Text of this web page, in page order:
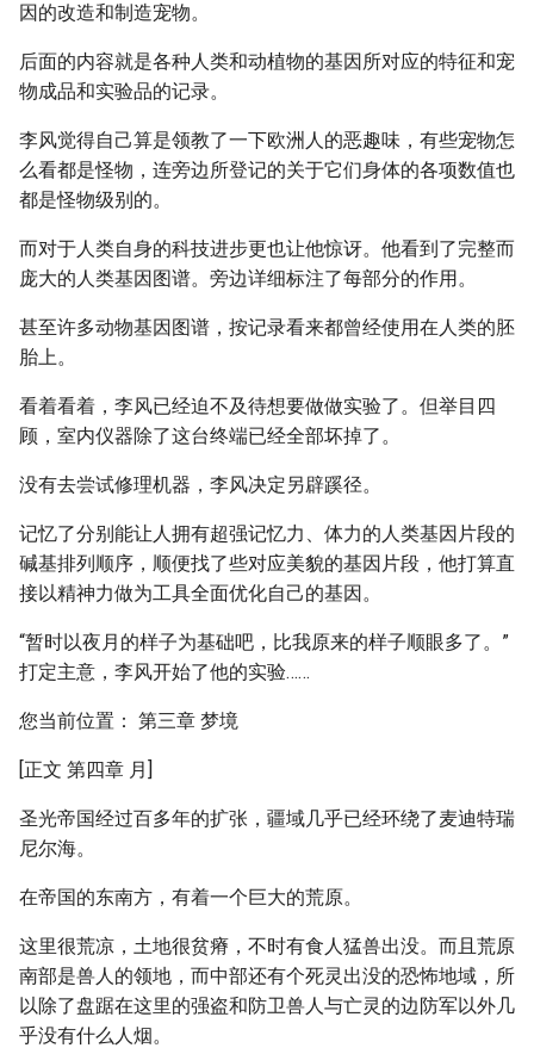
因的改造和制造宠物。
后面的内容就是各种人类和动植物的基因所对应的特征和宠
物成品和实验品的记录。
李风觉得自己算是领教了一下欧洲人的恶趣味，有些宠物怎
么看都是怪物，连旁边所登记的关于它们身体的各项数值也
都是怪物级别的。
而对于人类自身的科技进步更也让他惊讶。他看到了完整而
庞大的人类基因图谱。旁边详细标注了每部分的作用。
甚至许多动物基因图谱，按记录看来都曾经使用在人类的胚
胎上。
看着看着，李风已经迫不及待想要做做实验了。但举目四
顾，室内仪器除了这台终端已经全部坏掉了。
没有去尝试修理机器，李风决定另辟蹊径。
记忆了分别能让人拥有超强记忆力、体力的人类基因片段的
碱基排列顺序，顺便找了些对应美貌的基因片段，他打算直
接以精神力做为工具全面优化自己的基因。
“暂时以夜月的样子为基础吧，比我原来的样子顺眼多了。”
打定主意，李风开始了他的实验……
您当前位置： 第三章 梦境
[正文 第四章 月]
圣光帝国经过百多年的扩张，疆域几乎已经环绕了麦迪特瑞
尼尔海。
在帝国的东南方，有着一个巨大的荒原。
这里很荒凉，土地很贫瘠，不时有食人猛兽出没。而且荒原
南部是兽人的领地，而中部还有个死灵出没的恐怖地域，所
以除了盘踞在这里的强盗和防卫兽人与亡灵的边防军以外几
乎没有什么人烟。